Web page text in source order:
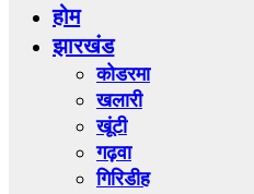
होम
झारखंड
कोडरमा
खलारी
खूंटी
गढ़वा
गिरिडीह